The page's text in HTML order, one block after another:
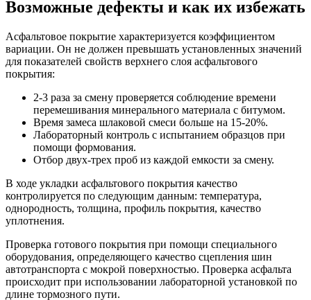
Возможные дефекты и как их избежать
Асфальтовое покрытие характеризуется коэффициентом
вариации. Он не должен превышать установленных значений
для показателей свойств верхнего слоя асфальтового
покрытия:
2-3 раза за смену проверяется соблюдение времени
перемешивания минерального материала с битумом.
Время замеса шлаковой смеси больше на 15-20%.
Лабораторный контроль с испытанием образцов при
помощи формования.
Отбор двух-трех проб из каждой емкости за смену.
В ходе укладки асфальтового покрытия качество
контролируется по следующим данным: температура,
однородность, толщина, профиль покрытия, качество
уплотнения.
Проверка готового покрытия при помощи специального
оборудования, определяющего качество сцепления шин
автотранспорта с мокрой поверхностью. Проверка асфальта
происходит при использовании лабораторной установкой по
длине тормозного пути.